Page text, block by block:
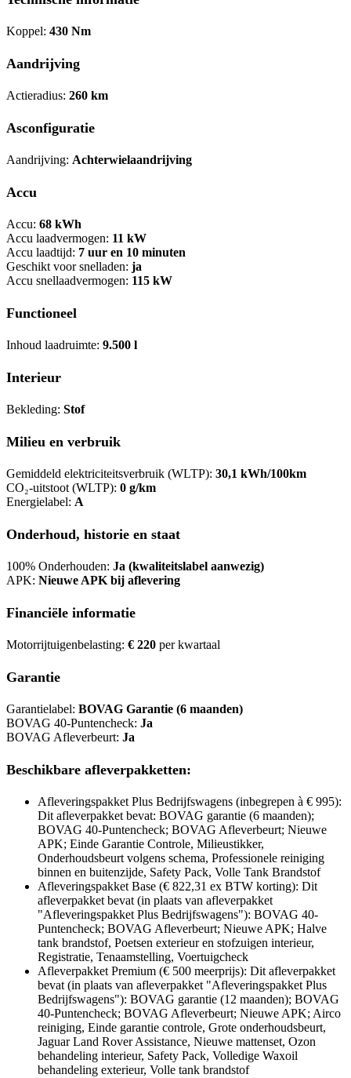
Koppel: 430 Nm
Aandrijving
Actieradius: 260 km
Asconfiguratie
Aandrijving: Achterwielaandrijving
Accu
Accu: 68 kWh
Accu laadvermogen: 11 kW
Accu laadtijd: 7 uur en 10 minuten
Geschikt voor snelladen: ja
Accu snellaadvermogen: 115 kW
Functioneel
Inhoud laadruimte: 9.500 l
Interieur
Bekleding: Stof
Milieu en verbruik
Gemiddeld elektriciteitsverbruik (WLTP): 30,1 kWh/100km
CO₂-uitstoot (WLTP): 0 g/km
Energielabel: A
Onderhoud, historie en staat
100% Onderhouden: Ja (kwaliteitslabel aanwezig)
APK: Nieuwe APK bij aflevering
Financiële informatie
Motorrijtuigenbelasting: € 220 per kwartaal
Garantie
Garantielabel: BOVAG Garantie (6 maanden)
BOVAG 40-Puntencheck: Ja
BOVAG Afleverbeurt: Ja
Beschikbare afleverpakketten:
Afleveringspakket Plus Bedrijfswagens (inbegrepen à € 995):
Dit afleverpakket bevat: BOVAG garantie (6 maanden);
BOVAG 40-Puntencheck; BOVAG Afleverbeurt; Nieuwe
APK; Einde Garantie Controle, Milieustikker,
Onderhoudsbeurt volgens schema, Professionele reiniging
binnen en buitenzijde, Safety Pack, Volle Tank Brandstof
Afleveringspakket Base (€ 822,31 ex BTW korting): Dit
afleverpakket bevat (in plaats van afleverpakket
"Afleveringspakket Plus Bedrijfswagens"): BOVAG 40-
Puntencheck; BOVAG Afleverbeurt; Nieuwe APK; Halve
tank brandstof, Poetsen exterieur en stofzuigen interieur,
Registratie, Tenaamstelling, Voertuigcheck
Afleverpakket Premium (€ 500 meerprijs): Dit afleverpakket
bevat (in plaats van afleverpakket "Afleveringspakket Plus
Bedrijfswagens"): BOVAG garantie (12 maanden); BOVAG
40-Puntencheck; BOVAG Afleverbeurt; Nieuwe APK; Airco
reiniging, Einde garantie controle, Grote onderhoudsbeurt,
Jaguar Land Rover Assistance, Nieuwe mattenset, Ozon
behandeling interieur, Safety Pack, Volledige Waxoil
behandeling exterieur, Volle tank brandstof